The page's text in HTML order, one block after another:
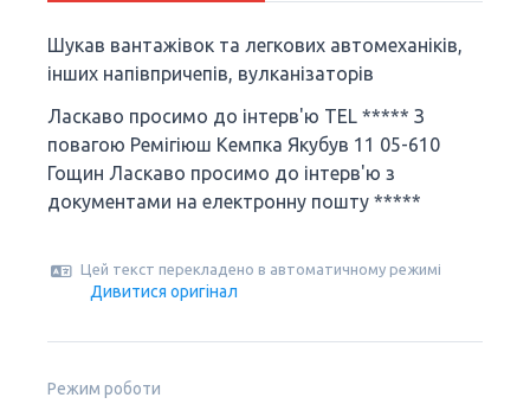
Шукав вантажівок та легкових автомеханіків,
інших напівпричепів, вулканізаторів
Ласкаво просимо до інтерв'ю TEL ***** З
повагою Ремігіюш Кемпка Якубув 11 05-610
Гощин Ласкаво просимо до інтерв'ю з
документами на електронну пошту *****
Цей текст перекладено в автоматичному режимі
Дивитися оригінал
Режим роботи